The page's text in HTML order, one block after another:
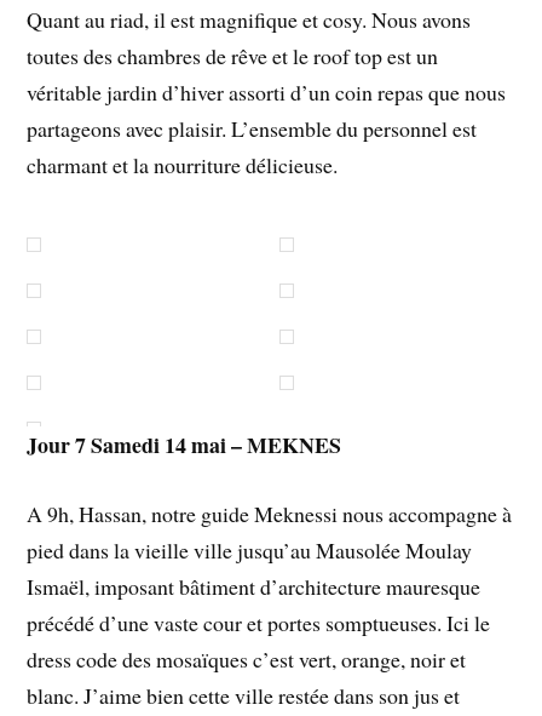
Quant au riad, il est magnifique et cosy. Nous avons
toutes des chambres de rêve et le roof top est un
véritable jardin d’hiver assorti d’un coin repas que nous
partageons avec plaisir. L’ensemble du personnel est
charmant et la nourriture délicieuse.
Jour 7 Samedi 14 mai – MEKNES
A 9h, Hassan, notre guide Meknessi nous accompagne à
pied dans la vieille ville jusqu’au Mausolée Moulay
Ismaël, imposant bâtiment d’architecture mauresque
précédé d’une vaste cour et portes somptueuses. Ici le
dress code des mosaïques c’est vert, orange, noir et
blanc. J’aime bien cette ville restée dans son jus et